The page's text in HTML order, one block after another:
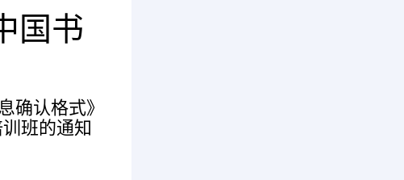
国书
确认格式》
班的通知